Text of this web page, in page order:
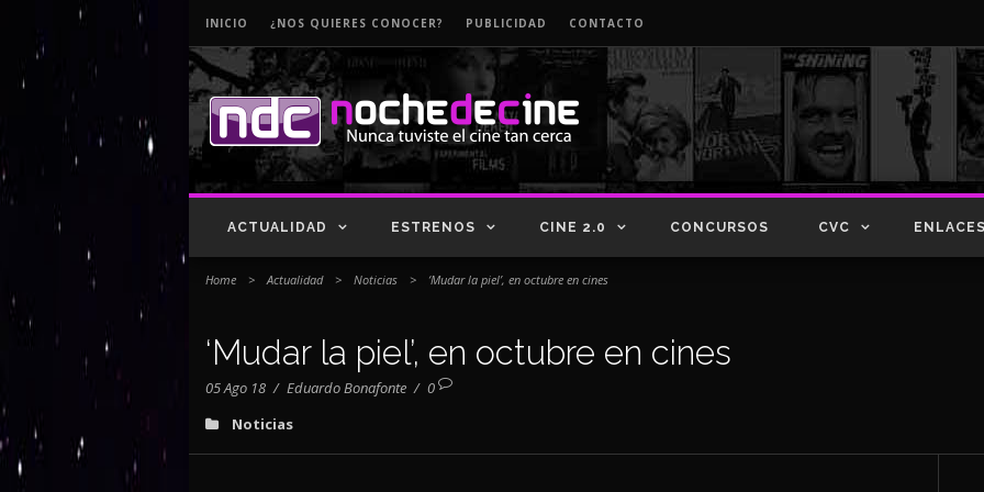
INICIO ¿NOS QUIERES CONOCER? PUBLICIDAD CONTACTO
ACTUALIDAD ESTRENOS CINE 2.0 CONCURSOS CVC
Home > Actualidad > Noticias > ‘Mudar la piel’, en octubre en cines
‘Mudar la piel’, en octubre en cines
05 Ago 18 / Eduardo Bonafonte / 0
Noticias